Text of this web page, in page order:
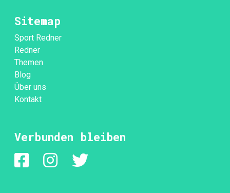
Sitemap
Sport Redner
Redner
Themen
Blog
Über uns
Kontakt
Verbunden bleiben